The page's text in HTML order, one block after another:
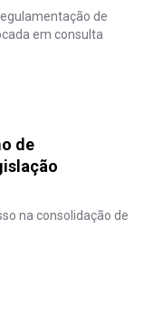
de
em consulta
de
na consolidação de